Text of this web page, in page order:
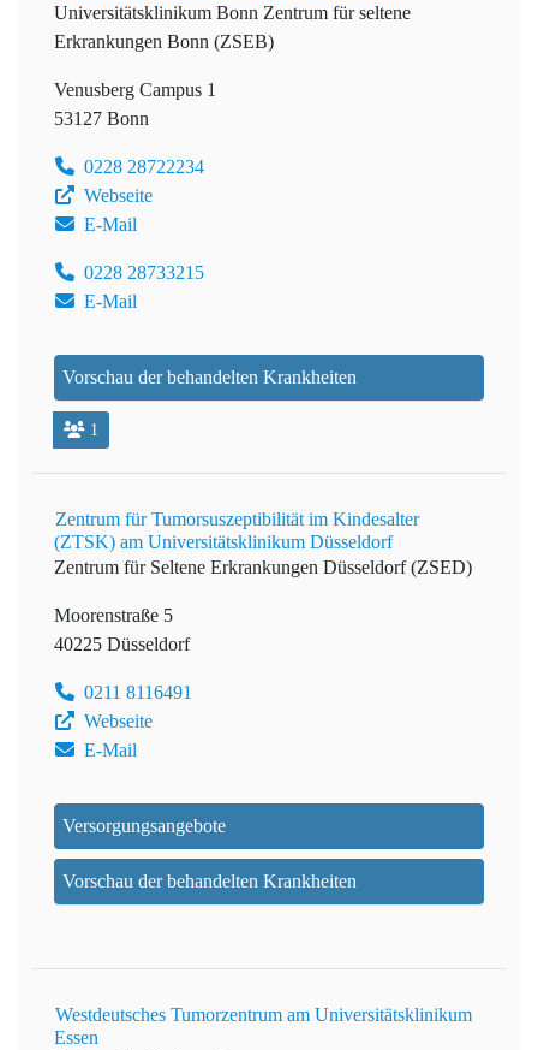
Universitätsklinikum Bonn Zentrum für seltene
Erkrankungen Bonn (ZSEB)
Venusberg Campus 1
53127 Bonn
0228 28722234
Webseite
E-Mail
0228 28733215
E-Mail
Vorschau der behandelten Krankheiten
1
Zentrum für Tumorsuszeptibilität im Kindesalter
(ZTSK) am Universitätsklinikum Düsseldorf
Zentrum für Seltene Erkrankungen Düsseldorf (ZSED)
Moorenstraße 5
40225 Düsseldorf
0211 8116491
Webseite
E-Mail
Versorgungsangebote
Vorschau der behandelten Krankheiten
Westdeutsches Tumorzentrum am Universitätsklinikum
Essen